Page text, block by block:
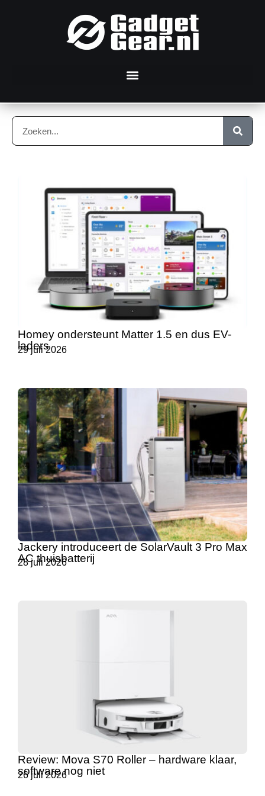
Homey ondersteunt Matter 1.5 en dus EV-
laders
29 juli 2026
Jackery introduceert de SolarVault 3 Pro Max
AC thuisbatterij
28 juli 2026
Review: Mova S70 Roller – hardware klaar,
software nog niet
26 juli 2026